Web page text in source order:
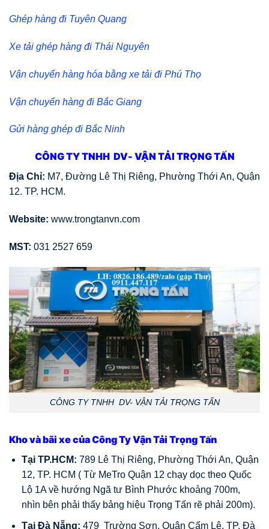
Ghép hàng đi Tuyên Quang
Xe tải ghép hàng đi Thái Nguyên
Vận chuyển hàng hóa bằng xe tải đi Phú Thọ
Vận chuyển hàng đi Bắc Giang
Gửi hàng ghép đi Bắc Ninh
CÔNG TY TNHH DV- VẬN TẢI TRỌNG TẤN
Địa Chỉ: M7, Đường Lê Thị Riêng, Phường Thới An, Quận
12. TP. HCM.
Website: www.trongtanvn.com
MST: 031 2527 659
CÔNG TY TNHH DV- VẬN TẢI TRỌNG TẤN
Kho và bãi xe của Công Ty Vận Tải Trọng Tấn
Tại TP.HCM: 789 Lê Thị Riêng, Phường Thới An, Quận
12, TP. HCM ( Từ MeTro Quận 12 chạy dọc theo Quốc
Lộ 1A về hướng Ngã tư Bình Phước khoảng 700m,
nhìn bên phải thấy bảng hiệu Trọng Tấn rẽ phải 200m).
Tại Đà Nẵng: 479 Trường Sơn, Quận Cẩm Lệ, TP. Đà